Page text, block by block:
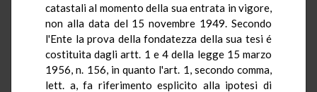
catastali al momento della sua entrata in vigore,
non alla data del 15 novembre 1949. Secondo
l'Ente la prova della fondatezza della sua tesi é
costituita dagli artt. 1 e 4 della legge 15 marzo
1956, n. 156, in quanto l'art. 1, secondo comma,
lett. a, fa riferimento esplicito alla ipotesi di